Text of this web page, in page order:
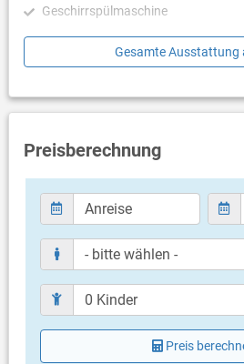
Geschirrspülmaschine
Schlafzimmer
Schlafzimmer mit Doppelbett,
Badezimmer
- keine Angaben -
Weitere Informationen
Grillen nicht erlaubt
Parkplatz beim Haus in ca. 300
Haustier erlaubt (gegen Gebühr:
Haustier)
Klimaanlage im Preis inklusive
Bettwäsche vorhanden
Handtücher vorhanden
Gesamte Ausstattung
Preisberechnung
Preis